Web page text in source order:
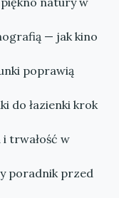
— jak kino
poprawią
do łazienki krok
trwałość w
poradnik przed